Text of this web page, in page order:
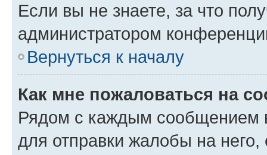
Если вы не знаете, за что
администратором
Вернуться к началу
Как мне пожаловаться на
Рядом с каждым сообщением
для отправки жалобы на